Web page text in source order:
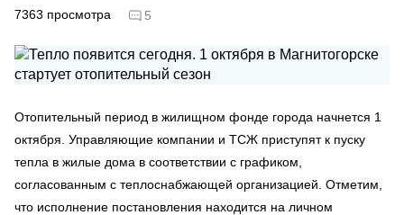
7363 просмотра 5
Отопительный период в жилищном фонде города начнется 1
октября. Управляющие компании и ТСЖ приступят к пуску
тепла в жилые дома в соответствии с графиком,
согласованным с теплоснабжающей организацией. Отметим,
что исполнение постановления находится на личном